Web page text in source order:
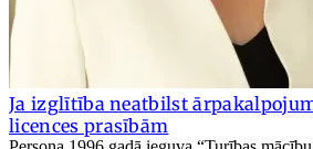
Ja izglītība neatbilst
licences prasībām